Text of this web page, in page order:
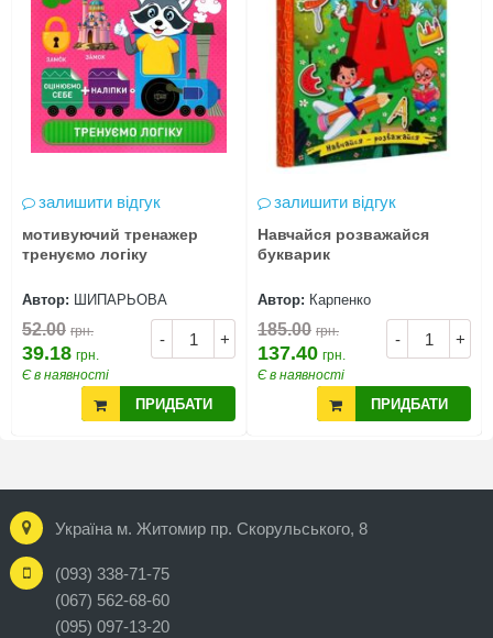
залишити відгук
мотивуючий тренажер
тренуємо логіку
Автор: ШИПАРЬОВА
- +
52.00 грн.
39.18 грн.
Є в наявності
ПРИДБАТИ
залишити відгук
Навчайся розважайся
букварик
Автор: Карпенко
- +
185.00 грн.
137.40 грн.
Є в наявності
ПРИДБАТИ
Україна м. Житомир пр. Скорульського, 8
(093) 338-71-75
(067) 562-68-60
(095) 097-13-20